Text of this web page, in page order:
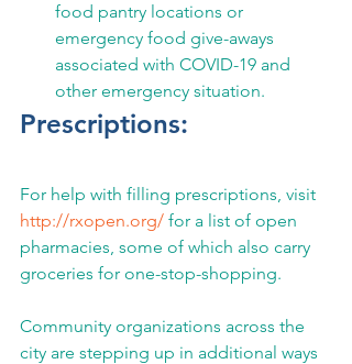
food pantry locations or
emergency food give-aways
associated with COVID-19 and
other emergency situation.
Prescriptions:
For help with filling prescriptions, visit
http://rxopen.org/ for a list of open
pharmacies, some of which also carry
groceries for one-stop-shopping.
Community organizations across the
city are stepping up in additional ways